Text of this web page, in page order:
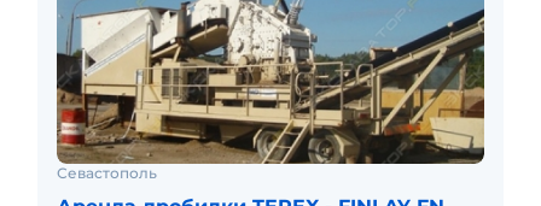
Севастополь